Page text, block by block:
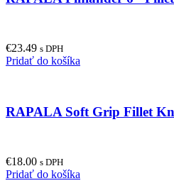
chosen
page
€23.49 s DPH
Pridať do košíka
RAPALA Soft Grip Fillet
€18.00 s DPH
Pridať do košíka